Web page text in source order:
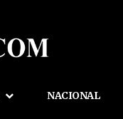
NACIONAL